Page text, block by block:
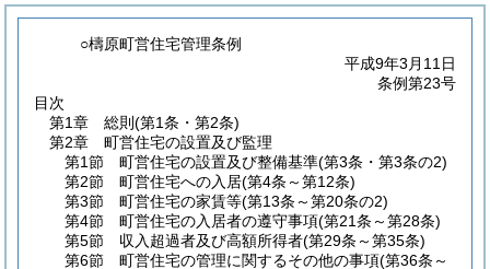
○檮原町営住宅管理条例
平成9年3月11日
条例第23号
目次
第1章
総則 (第1条・第2条)
第2章
町営住宅の設置及び監理
第1節
町営住宅の設置及び整備基準(第3条・第3条の2)
第2節
町営住宅への入居(第4条～第12条)
第3節
町営住宅の家賃等(第13条～第20条の2)
第4節
町営住宅の入居者の遵守事項(第21条～第28条)
第5節
収入超過者及び高額所得者(第29条～第35条)
第6節
町営住宅の管理に関するその他の事項(第36条～